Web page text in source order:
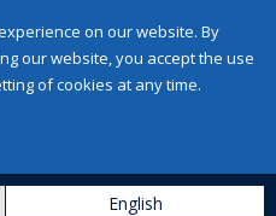
on our website. By
our website, you accept the use
of cookies at any time.
English